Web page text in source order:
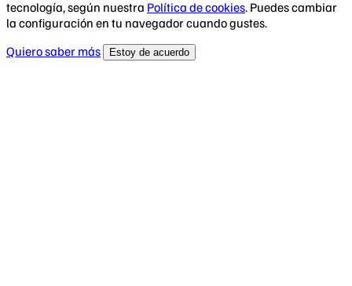
tecnología, según nuestra Política de cookies. Puedes cambiar
la configuración en tu navegador cuando gustes.
Quiero saber más
Estoy de acuerdo